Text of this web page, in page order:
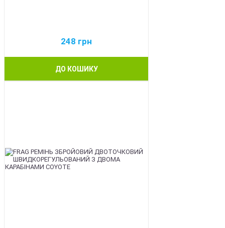
248 грн
ДО КОШИКУ